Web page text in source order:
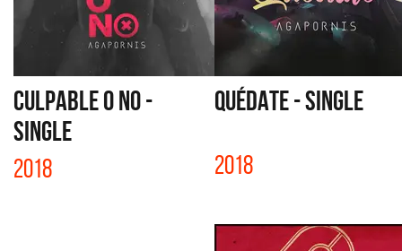
CULPABLE O NO -
SINGLE
2018
QUÉDATE - SINGLE
2018